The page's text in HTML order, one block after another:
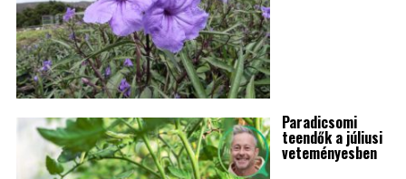
Paradicsomi
teendők a júliusi
veteményesben